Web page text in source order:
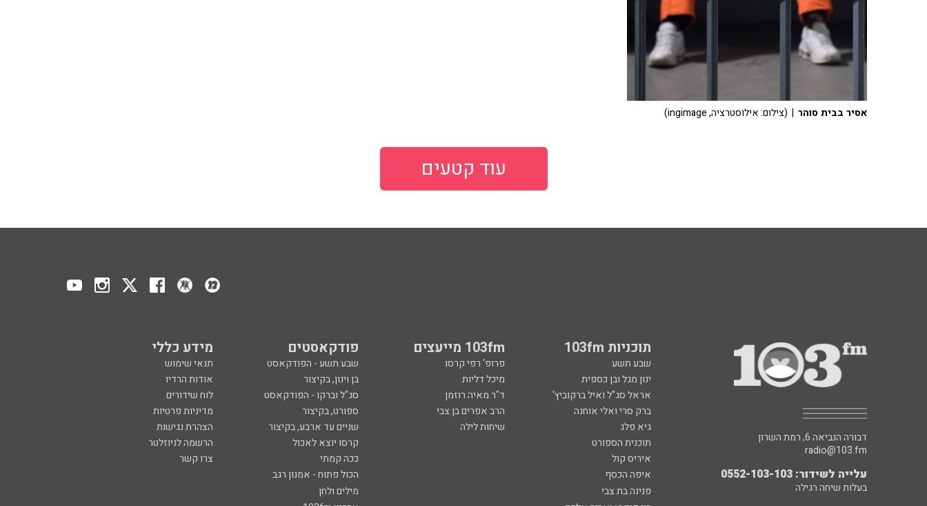
אסיר בבית סוהר | (צילום: אילוסטרציה, ingimage)
עוד קטעים
תוכניות 103fm 103fm מייעצים פודקאסטים מידע כללי
שבע תשע פרופ' רפי קרסו שבע תשע - הפודקאסט
תנאי שימוש
ינון מגל ובן כספית
מיכל דליות בן וינון, בקיצור
אודות הרדיו
אראל סג"ל ואיל ברקוביץ'
ד"ר מאיה רוזמן סג"ל וברקו - הפודקאסט
לוח שידורים
ברק סרי ואלי אוחנה
הרב אפרים בן צבי ספורט, בקיצור
מדיניות פרטיות
גיא פלג
שיחות לילה שניים עד ארבע, בקיצור
הצהרת נגישות
תוכנית הספורט
קרסו יוצא לאכול
הרשמה לניוזלטר
איריס קול
ככה קמתי
צרו קשר
איפה הכסף
הכול פתוח - אמנון רגב
פנינה בת צבי
מילים ולחן
דבורה הנביאה 6, רמת השרון
radio@103.fm
עלייה לשידור: 0552-103-103
בעלות שיחה רגילה